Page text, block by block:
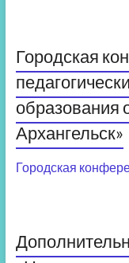
Городская
образования
Архангельск»
Городская